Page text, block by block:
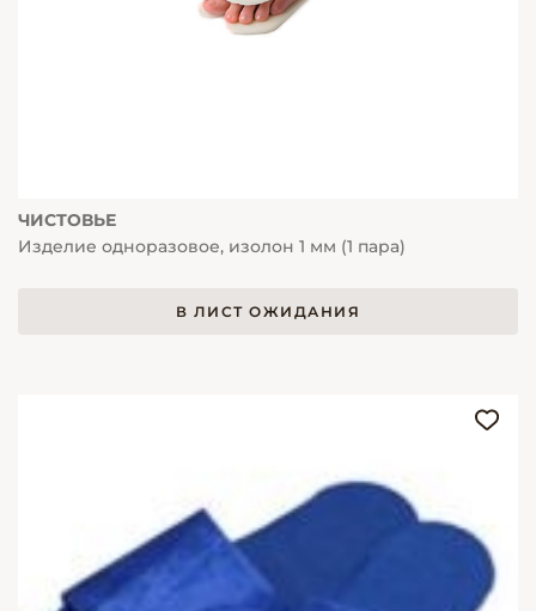
ЧИСТОВЬЕ
Изделие одноразовое, изолон 1 мм (1 пара)
В ЛИСТ ОЖИДАНИЯ